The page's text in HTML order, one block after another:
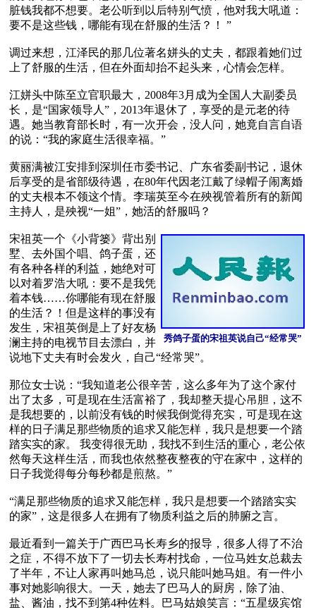
脏钱我都不想要。老公听到以后特别气愤，他对我大吼道：
要不是这些钱，哪能有现在舒服的生活？！ ”
调过来想，江泽民的那几位著名姘头的丈夫，都跟着她们过
上了舒服的生活，但在外面却抬不起头来，心情会怎样。
江姘头中陈至立官职最大，2008年3月成为全国人大副委员
长，是“国家领导人”，2013年退休了，享受的是元老的待
遇。她当教育部长时，有一次开会，没人问，她竟自言自语
的说：“我的家庭生活很幸福。”
黄丽满被江安排到深圳任市委书记、广东省委副书记，退休
后享受的是省部级待遇，在80年代因老江戴了绿帽子闹离婚
的丈夫根本不领这个情。李瑞英至今在殃视管着所有的新闻
主持人，是殃视“一姐”，她活的舒服吗？
秀鸽子蛋的宋祖英说自己“经常哭”
宋祖英一个《小背篓》背出别
墅、去外国个唱、鸽子蛋，还
有各种各样的利益，她绝对可
以对着罗浩大吼：要不是我凭
着本钱……你哪能有现在舒服
的生活？！但是这样的事没有
发生，宋祖英倒是上了好友杨
澜主持的电视节目去漂白，并
说地下丈夫有时会发火，自己“经常哭”。
那位女士说：“我知道老公很辛苦，这么多年为了这个家付
出了太多，可是现在生活富裕了，我却整天提心吊胆，这不
是我想要的，以前没有钱的时候我倒觉得充实，可是现在这
样的日子满足那些物质的追求又能怎样，我只是想要一个踏
踏实实的家。 我变得很无助，我找不到生活的重心，老公依
然每天这样生活，而我也依然整夜整夜的守在家中，这样的
日子我觉得每分每秒都是煎熬。”
“满足那些物质的追求又能怎样，我只是想要一个踏踏实实
的家”，这是很多人在拥有了物质利益之后的肺腑之言。
最近看到一篇关于广西巴马长寿乡的报导，很多人得了不治
之症，不得不放下了一切去长寿村找命，一位马姓女总裁去
了半年，不让人家再叫她马总，说只能叫她马姐。有一件小
事对她影响很大。一天，她去了巴马人的厨房，除了油、
盐、酱油，找不到第4种佐料。巴马姑娘笑言：“五星级宾馆